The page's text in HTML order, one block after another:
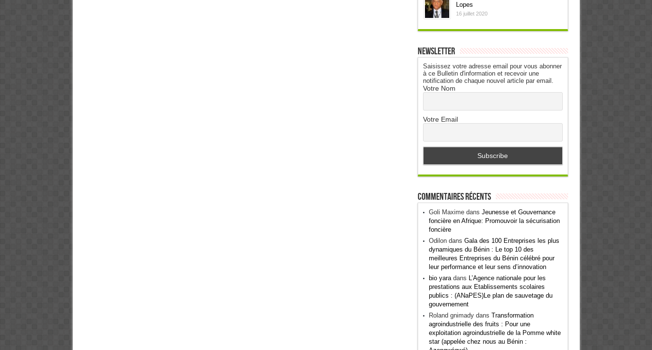
Lopes
16 juillet 2020
Newsletter
Saisissez votre adresse email pour vous abonner
à ce Bulletin d'information et recevoir une
notification de chaque nouvel article par email.
Votre Nom
Votre Email
Commentaires récents
Goli Maximedans Jeunesse et Gouvernance
foncière en Afrique: Promouvoir la sécurisation
foncière
Odilondans Gala des 100 Entreprises les plus
dynamiques du Bénin : Le top 10 des
meilleures Entreprises du Bénin célébré pour
leur performance et leur sens d’innovation
bio yaradans L’Agence nationale pour les
prestations aux Etablissements scolaires
publics : (ANaPES)Le plan de sauvetage du
gouvernement
Roland gnimadydans Transformation
agroindustrielle des fruits : Pour une
exploitation agroindustrielle de la Pomme white
star (appelée chez nous au Bénin :